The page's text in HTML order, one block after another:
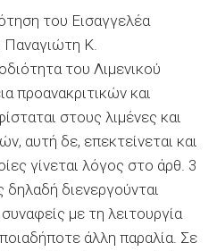
του Εισαγγελέα
Παναγιώτη Κ.
του Λιμενικού
προανακριτικών και
στους λιμένες και
αυτή δε, επεκτείνεται και
γίνεται λόγος στο άρθ. 3
δηλαδή διενεργούνται
με τη λειτουργία
άλλη παραλία. Σε